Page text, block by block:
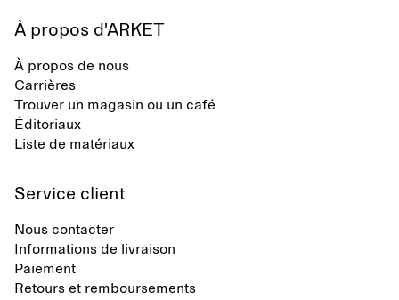
À propos d'ARKET
À propos de nous
Carrières
Trouver un magasin ou un café
Éditoriaux
Liste de matériaux
Service client
Nous contacter
Informations de livraison
Paiement
Retours et remboursements